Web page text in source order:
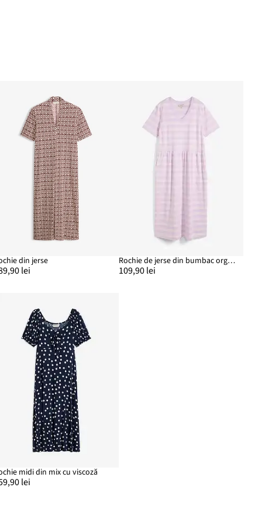
din jerse
lei
Rochie de jerse din bumbac organic
109,90 lei
midi din mix cu viscoză
lei